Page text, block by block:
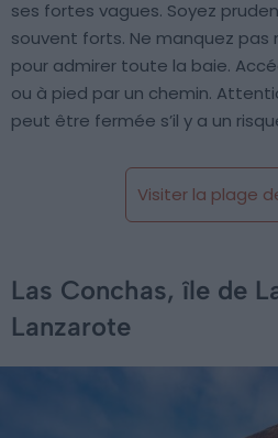
ses fortes vagues. Soyez
souvent forts. Ne manquez pas
pour admirer toute la baie.
ou à pied par un chemin.
peut être fermée s’il y a un
Visiter la plage
Las Conchas, île de
Lanzarote